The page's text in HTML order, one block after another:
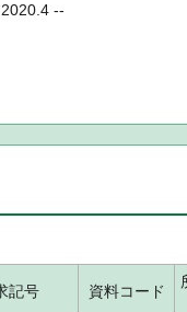
--
記号 資料コード